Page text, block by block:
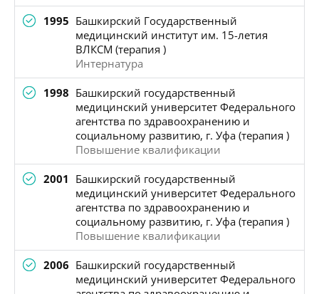
1995 Башкирский Государственный
медицинский институт им. 15-летия
ВЛКСМ (терапия )
Интернатура
1998 Башкирский государственный
медицинский университет Федерального
агентства по здравоохранению и
социальному развитию, г. Уфа (терапия )
Повышение квалификации
2001 Башкирский государственный
медицинский университет Федерального
агентства по здравоохранению и
социальному развитию, г. Уфа (терапия )
Повышение квалификации
2006 Башкирский государственный
медицинский университет Федерального